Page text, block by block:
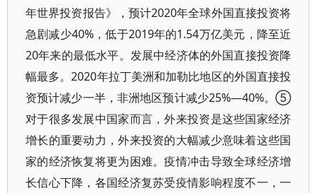
年世界投资报告》，预计2020年全球外国直接投资将
急剧减少40%，低于2019年的1.54万亿美元，降至近
20年来的最低水平。发展中经济体的外国直接投资降
幅最多。2020年拉丁美洲和加勒比地区的外国直接投
资预计减少一半，非洲地区预计减少25%—40%。⑤
对于很多发展中国家而言，外来投资是这些国家经济
增长的重要动力，外来投资的大幅减少意味着这些国
家的经济恢复将更为困难。疫情冲击导致全球经济增
长信心下降，各国经济复苏受疫情影响程度不一，一